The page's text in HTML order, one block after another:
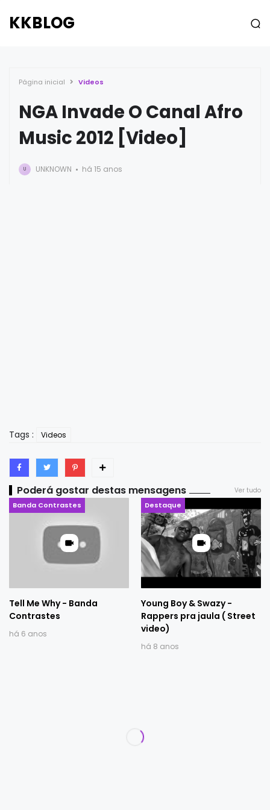
KKBLOG
Página inicial Videos
NGA Invade O Canal Afro
Music 2012 [Video]
U UNKNOWN há 15 anos
Tags : Videos
Poderá gostar destas mensagens Ver tudo
Banda Contrastes
Tell Me Why - Banda
Contrastes
há 6 anos
Destaque
Young Boy & Swazy -
Rappers pra jaula ( Street
video)
há 8 anos